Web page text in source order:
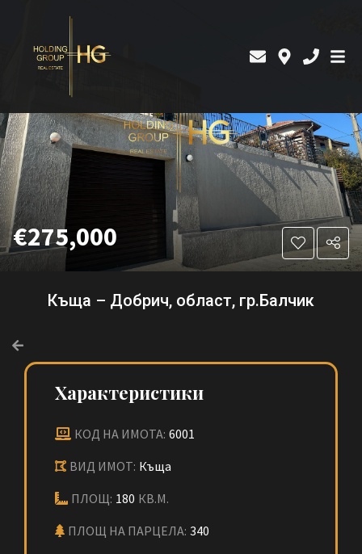
€275,000
Къща – Добрич, област, гр.Балчик
Характеристики
КОД НА ИМОТА: 6001
ВИД ИМОТ: Къща
ПЛОЩ: 180 КВ.М.
ПЛОЩ НА ПАРЦЕЛА: 340